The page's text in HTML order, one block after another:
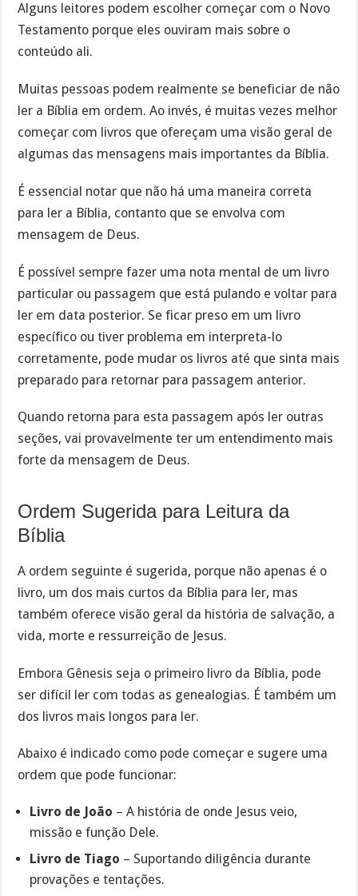
Alguns leitores podem escolher começar com o Novo
Testamento porque eles ouviram mais sobre o
conteúdo ali.
Muitas pessoas podem realmente se beneficiar de não
ler a Bíblia em ordem. Ao invés, é muitas vezes melhor
começar com livros que ofereçam uma visão geral de
algumas das mensagens mais importantes da Bíblia.
É essencial notar que não há uma maneira correta
para ler a Bíblia, contanto que se envolva com
mensagem de Deus.
É possível sempre fazer uma nota mental de um livro
particular ou passagem que está pulando e voltar para
ler em data posterior. Se ficar preso em um livro
específico ou tiver problema em interpreta-lo
corretamente, pode mudar os livros até que sinta mais
preparado para retornar para passagem anterior.
Quando retorna para esta passagem após ler outras
seções, vai provavelmente ter um entendimento mais
forte da mensagem de Deus.
Ordem Sugerida para Leitura da
Bíblia
A ordem seguinte é sugerida, porque não apenas é o
livro, um dos mais curtos da Bíblia para ler, mas
também oferece visão geral da história de salvação, a
vida, morte e ressurreição de Jesus.
Embora Gênesis seja o primeiro livro da Bíblia, pode
ser difícil ler com todas as genealogias. É também um
dos livros mais longos para ler.
Abaixo é indicado como pode começar e sugere uma
ordem que pode funcionar:
Livro de João – A história de onde Jesus veio,
missão e função Dele.
Livro de Tiago – Suportando diligência durante
provações e tentações.